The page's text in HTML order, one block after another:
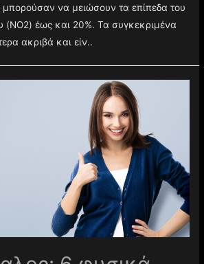
μπορούσαν να μειώσουν τα επίπεδα του
(NO2) έως και 20%. Τα συγκεκριμένα
ακριβά και είν..